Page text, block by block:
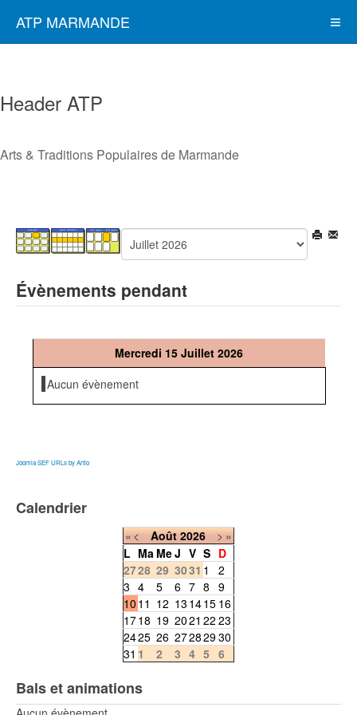
ATP MARMANDE
Header ATP
Arts & Traditions Populaires de Marmande
Évènements pendant
Mercredi 15 Juillet 2026
Aucun évènement
Joomla SEF URLs by Artio
Calendrier
«< Août 2026 >»
L Ma MeJ V S D
2728 29 3031 1
2
3 4 5 6 7 8 9
10 11 12 13 1415 16
1718 19 2021 22 23
2425 26 27282930
31 1 2 3 4 5 6
Bals et animations